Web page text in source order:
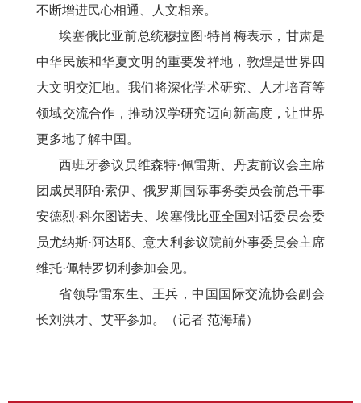
不断增进民心相通、人文相亲。
埃塞俄比亚前总统穆拉图 ·特肖梅表示，甘肃是
中华民族和华夏文明的重要发祥地，敦煌是世界四
大文明交汇地。我们将深化学术研究、人才培育等
领域交流合作，推动汉学研究迈向新高度，让世界
更多地了解中国。
西班牙参议员维森特·佩雷斯、丹麦前议会主席
团成员耶珀·索伊、俄罗斯国际事务委员会前总干事
安德烈·科尔图诺夫、埃塞俄比亚全国对话委员会委
员尤纳斯·阿达耶、意大利参议院前外事委员会主席
维托·佩特罗切利参加会见。
省领导雷东生、王兵，中国国际交流协会副会
长刘洪才、艾平参加。（记者 范海瑞）